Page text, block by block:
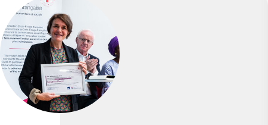
Climat et catastrophes